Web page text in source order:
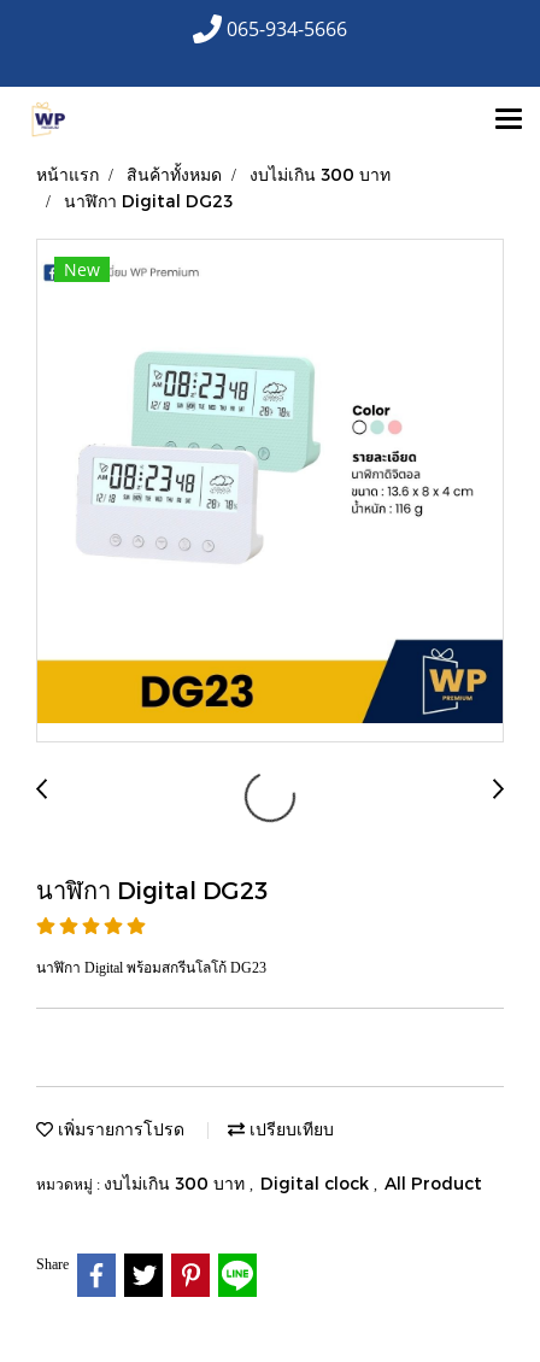
065-934-5666
หน้าแรก สินค้าทั้งหมด
งบไม่เกิน 300 บาท
นาฬิกา Digital DG23
New
นาฬิกา Digital DG23
นาฬิกา Digital พร้อมสกรีนโลโก้ DG23
เพิ่มรายการโปรด เปรียบเทียบ
หมวดหมู่ : งบไม่เกิน 300 บาท , Digital clock , All Product
Share